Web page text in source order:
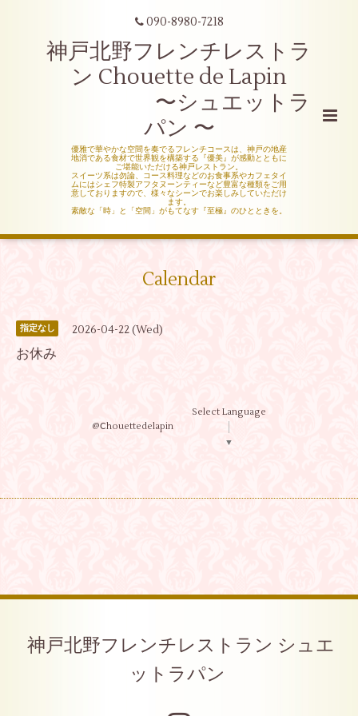
090-8980-7218
神戸北野フレンチレストラ
ン Chouette de Lapin
〜シュエットラ
パン 〜
優雅で華やかな空間を奏でるフレンチコースは、神戸の地産
地消である食材で世界観を構築する『優美』が感動とともに
ご堪能いただける神戸レストラン。
スイーツ系は勿論、コース料理などのお食事系やカフェタイ
ムにはシェフ特製アフタヌーンティーなど豊富な種類をご用
意しておりますので、様々なシーンでお楽しみしていただけ
ます。
素敵な「時」と「空間」がもてなす『至極』のひとときを。
Calendar
指定なし 2026-04-22 (Wed)
お休み
@Ⅽhouettedelapin
Select Language
▼
神戸北野フレンチレストラン シュエ
ットラパン